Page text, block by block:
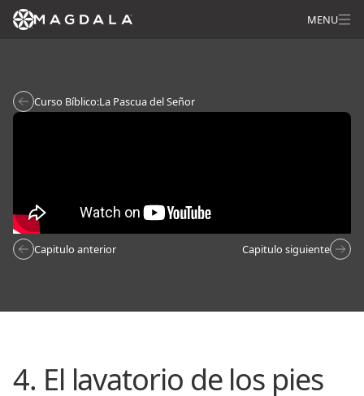
MENU
Curso Bíblico:La Pascua del Señor
Capitulo anterior Capitulo siguiente
4. El lavatorio de los pies